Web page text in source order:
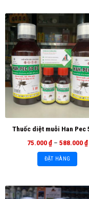
Thuốc diệt muỗi Han Pec
75.000₫ – 588.000₫
ĐẶT HÀNG